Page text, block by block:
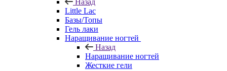
Назад
Little Lac
Базы/Топы
Гель лаки
Наращивание ногтей
Назад
Наращивание ногтей
Жесткие гели